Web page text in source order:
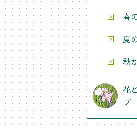
春
夏
秋
花
プ